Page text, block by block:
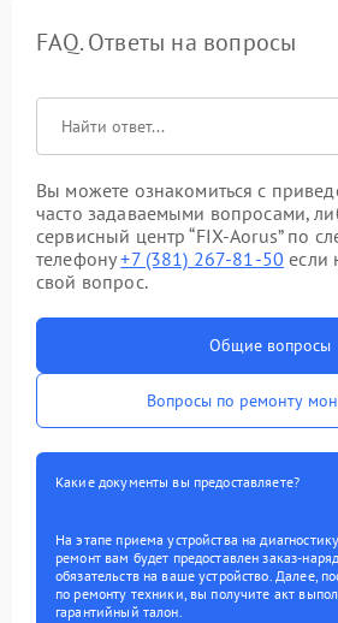
FAQ. Ответы на вопросы
Вы можете ознакомиться с
часто задаваемыми вопросами,
сервисный центр “FIX-Aorus” по
телефону+7 (381) 267-81-50 если
свой вопрос.
Общие вопросы
Вопросы по ремонту
Какие документы вы предоставляете?
На этапе приема устройства на
ремонт вам будет предоставлен заказ-
обязательств на ваше устройство. Далее,
по ремонту техники, вы получите акт
гарантийный талон.